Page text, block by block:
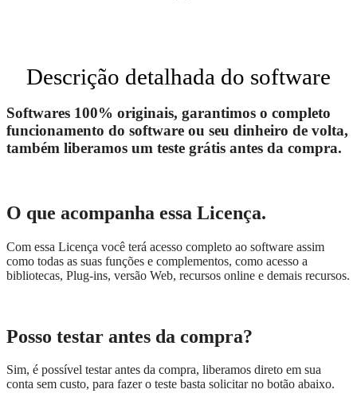
Descrição detalhada do software
Softwares 100% originais, garantimos o completo
funcionamento do software ou seu dinheiro de volta,
também liberamos um teste grátis antes da compra.
O que acompanha essa Licença.
Com essa Licença você terá acesso completo ao software assim
como todas as suas funções e complementos, como acesso a
bibliotecas, Plug-ins, versão Web, recursos online e demais recursos.
Posso testar antes da compra?
Sim, é possível testar antes da compra, liberamos direto em sua
conta sem custo, para fazer o teste basta solicitar no botão abaixo.